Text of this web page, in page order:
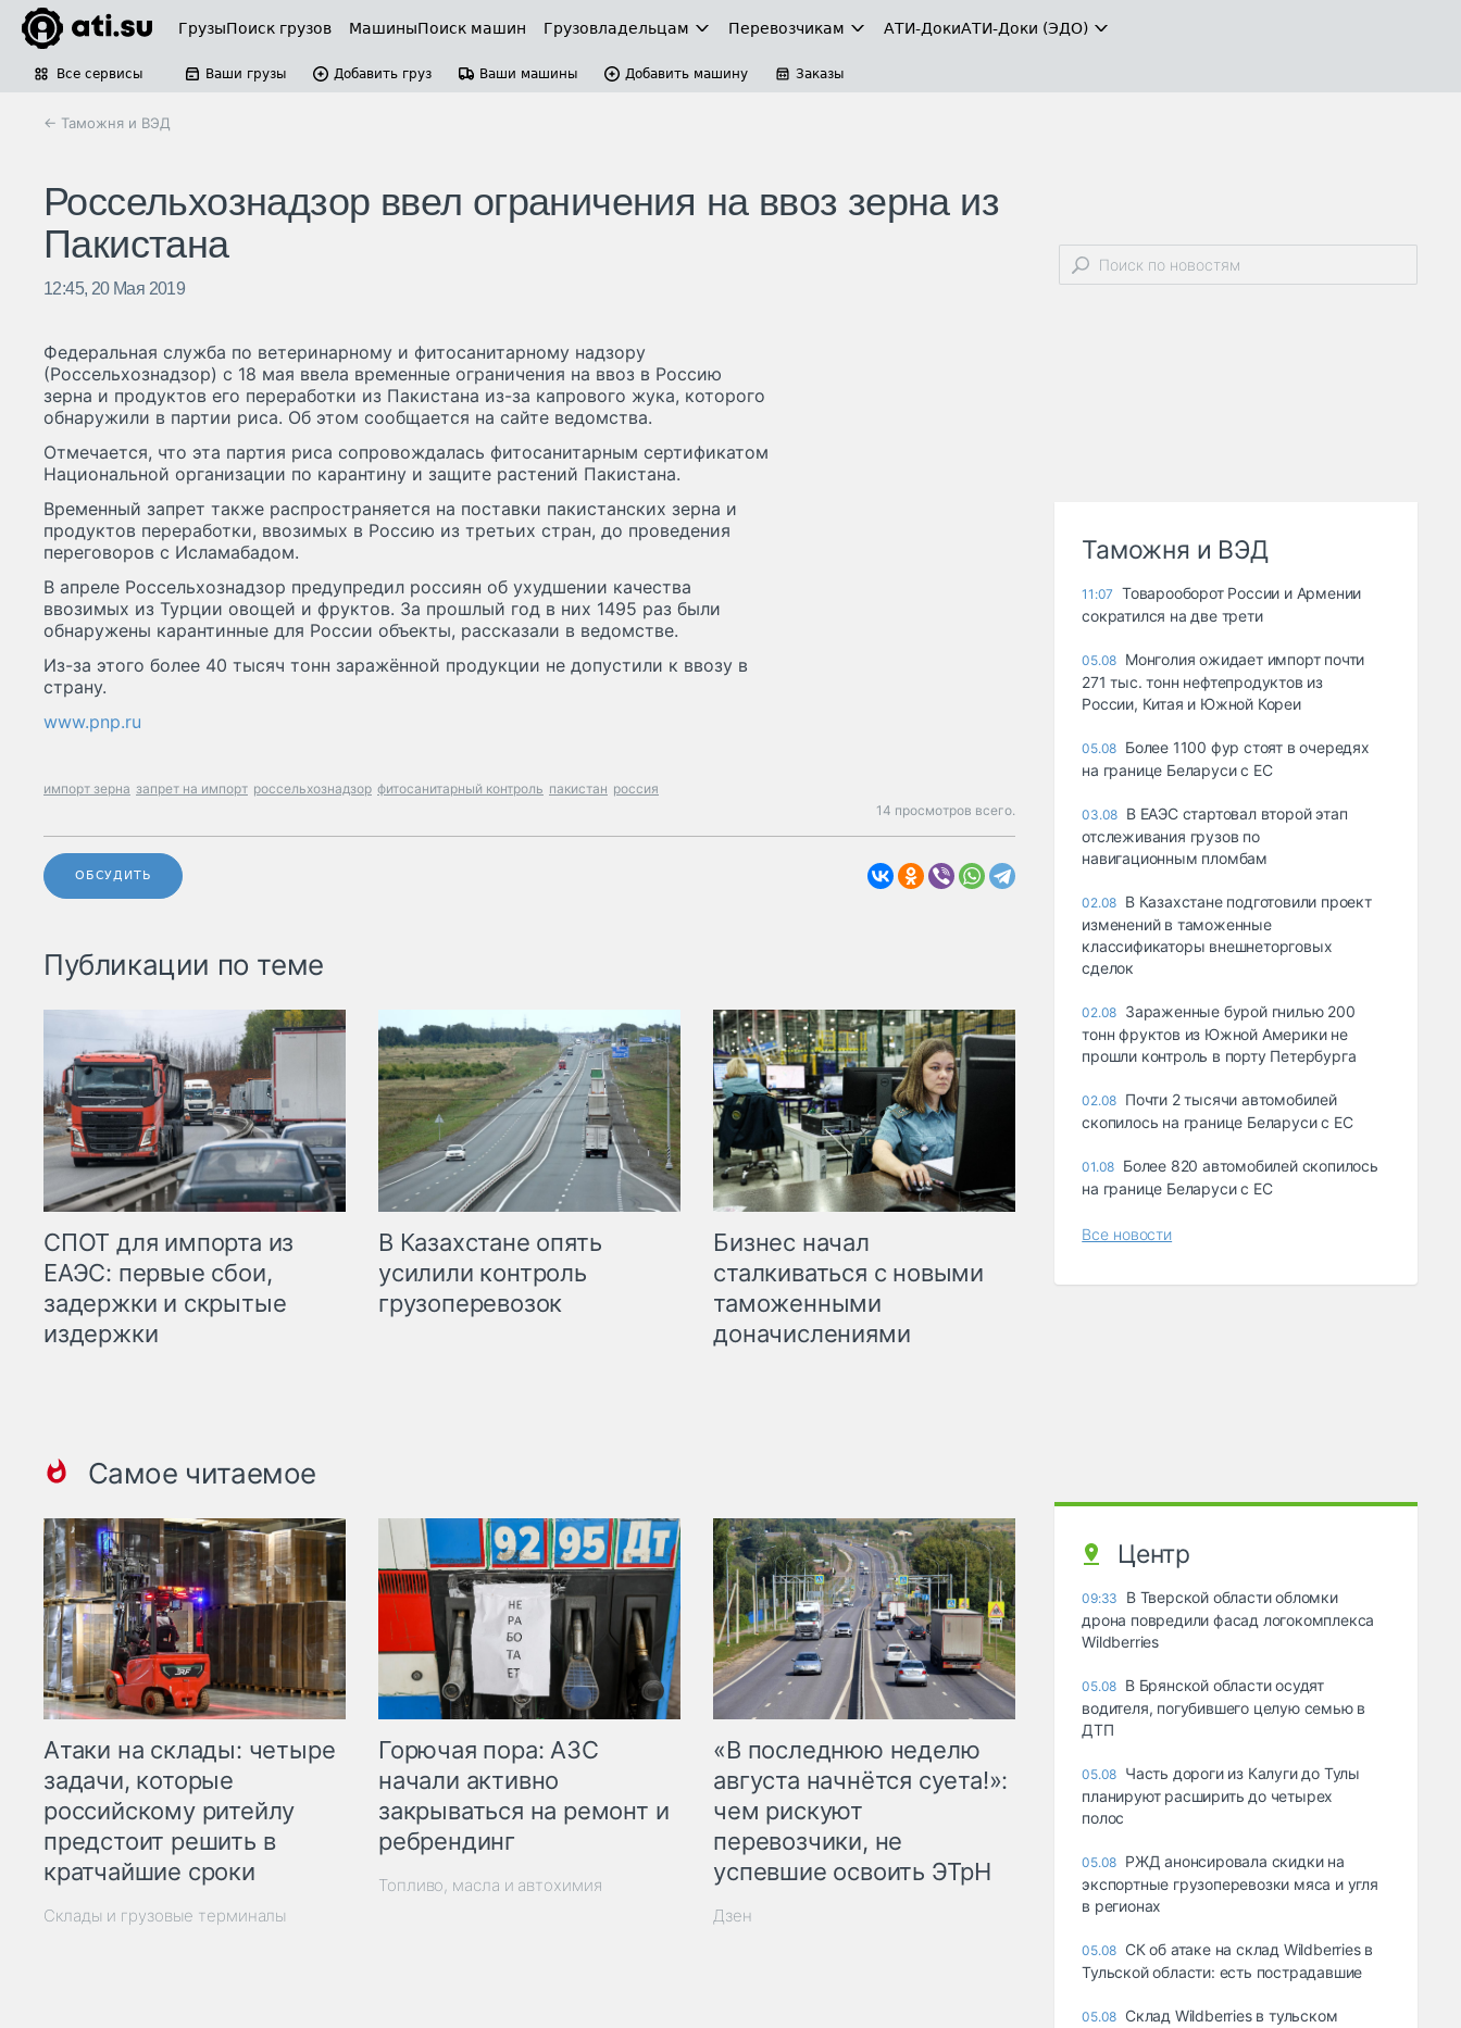
ГрузыПоиск грузов МашиныПоиск машин Грузовладельцам Перевозчикам АТИ-ДокиАТИ-Доки (ЭДО)
Все сервисы Ваши грузы Добавить груз Ваши машины Добавить машину Заказы
← Таможня и ВЭД
Россельхознадзор ввел ограничения на ввоз зерна из
Пакистана
12:45, 20 Мая 2019
Федеральная служба по ветеринарному и фитосанитарному надзору
(Россельхознадзор) с 18 мая ввела временные ограничения на ввоз в Россию
зерна и продуктов его переработки из Пакистана из-за капрового жука, которого
обнаружили в партии риса. Об этом сообщается на сайте ведомства.
Отмечается, что эта партия риса сопровождалась фитосанитарным сертификатом
Национальной организации по карантину и защите растений Пакистана.
Временный запрет также распространяется на поставки пакистанских зерна и
продуктов переработки, ввозимых в Россию из третьих стран, до проведения
переговоров с Исламабадом.
В апреле Россельхознадзор предупредил россиян об ухудшении качества
ввозимых из Турции овощей и фруктов. За прошлый год в них 1495 раз были
обнаружены карантинные для России объекты, рассказали в ведомстве.
Из-за этого более 40 тысяч тонн заражённой продукции не допустили к ввозу в
страну.
www.pnp.ru
импорт зерна запрет на импорт россельхознадзор фитосанитарный контроль пакистан россия
14 просмотров всего.
ОБСУДИТЬ
Публикации по теме
СПОТ для импорта из
ЕАЭС: первые сбои,
задержки и скрытые
издержки
В Казахстане опять
усилили контроль
грузоперевозок
Бизнес начал
сталкиваться с новыми
таможенными
доначислениями
Самое читаемое
Атаки на склады: четыре
задачи, которые
российскому ритейлу
предстоит решить в
кратчайшие сроки
Склады и грузовые терминалы
Горючая пора: АЗС
начали активно
закрываться на ремонт и
ребрендинг
Топливо, масла и автохимия
«В последнюю неделю
августа начнётся суета!»:
чем рискуют
перевозчики, не
успевшие освоить ЭТрН
Дзен
Таможня и ВЭД
11:07
Товарооборот России и Армении
сократился на две трети
05.08 Монголия ожидает импорт почти
271 тыс. тонн нефтепродуктов из
России, Китая и Южной Кореи
05.08 Более 1100 фур стоят в очередях
на границе Беларуси с ЕС
03.08 В ЕАЭС стартовал второй этап
отслеживания грузов по
навигационным пломбам
02.08 В Казахстане подготовили проект
изменений в таможенные
классификаторы внешнеторговых
сделок
02.08 Зараженные бурой гнилью 200
тонн фруктов из Южной Америки не
прошли контроль в порту Петербурга
02.08 Почти 2 тысячи автомобилей
скопилось на границе Беларуси с ЕС
01.08 Более 820 автомобилей скопилось
на границе Беларуси с ЕС
Все новости
Центр
09:33
В Тверской области обломки
дрона повредили фасад логокомплекса
Wildberries
05.08 В Брянской области осудят
водителя, погубившего целую семью в
ДТП
05.08 Часть дороги из Калуги до Тулы
планируют расширить до четырех
полос
05.08 РЖД анонсировала скидки на
экспортные грузоперевозки мяса и угля
в регионах
05.08 СК об атаке на склад Wildberries в
Тульской области: есть пострадавшие
05.08 Склад Wildberries в тульском